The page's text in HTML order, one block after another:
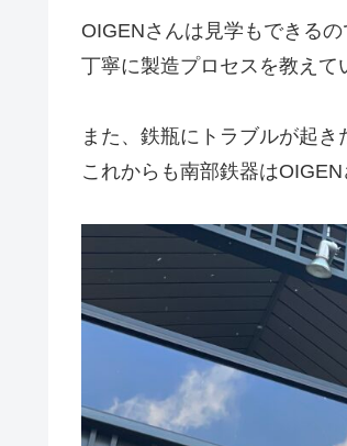
OIGENさんは見学もできる
丁寧に製造プロセスを教えて
また、鉄瓶にトラブルが起き
これからも南部鉄器は